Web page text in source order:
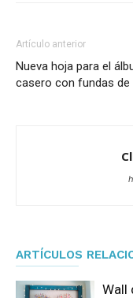
Artículo anterior
Nueva hoja para el
casero con fundas de
ARTÍCULOS
Wall